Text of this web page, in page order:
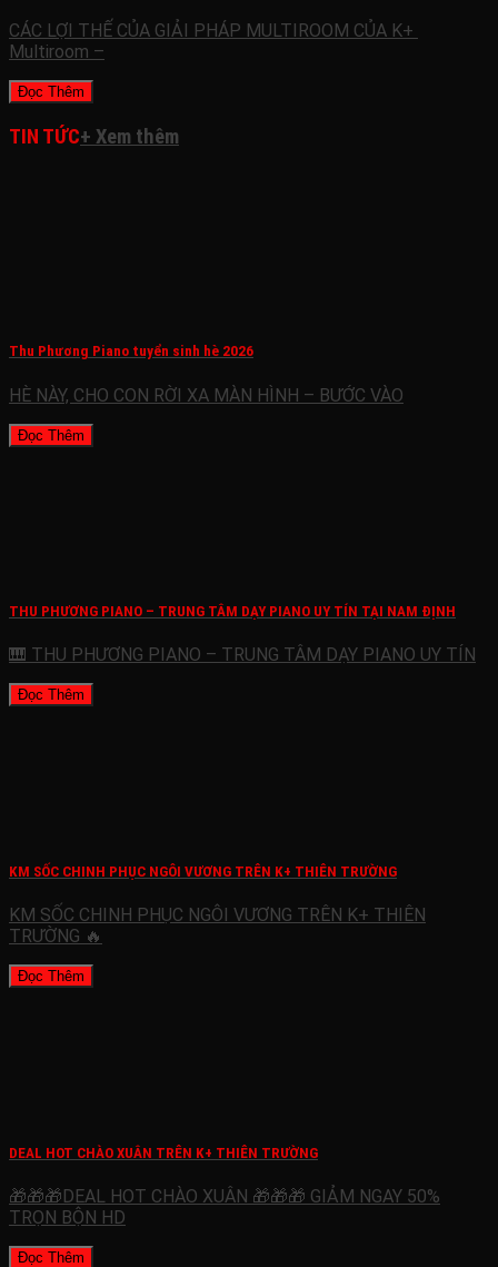
CÁC LỢI THẾ CỦA GIẢI PHÁP MULTIROOM CỦA K+
Multiroom –
Đọc Thêm
TIN TỨC+ Xem thêm
Thu Phương Piano tuyển sinh hè 2026
HÈ NÀY, CHO CON RỜI XA MÀN HÌNH – BƯỚC VÀO
Đọc Thêm
THU PHƯƠNG PIANO – TRUNG TÂM DẠY PIANO UY TÍN TẠI NAM ĐỊNH
🎹 THU PHƯƠNG PIANO – TRUNG TÂM DẠY PIANO UY TÍN
Đọc Thêm
KM SỐC CHINH PHỤC NGÔI VƯƠNG TRÊN K+ THIÊN TRƯỜNG
KM SỐC CHINH PHỤC NGÔI VƯƠNG TRÊN K+ THIÊN
TRƯỜNG 🔥
Đọc Thêm
DEAL HOT CHÀO XUÂN TRÊN K+ THIÊN TRƯỜNG
🎁🎁🎁DEAL HOT CHÀO XUÂN 🎁🎁🎁 GIẢM NGAY 50%
TRỌN BỘN HD
Đọc Thêm